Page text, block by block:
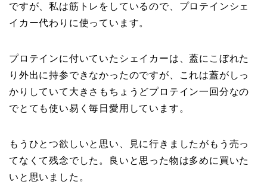
ですが、私は筋トレをしているので、プロテインシェ
イカー代わりに使っています。
プロテインに付いていたシェイカーは、蓋にこぼれた
り外出に持参できなかったのですが、これは蓋がしっ
かりしていて大きさもちょうどプロテイン一回分なの
でとても使い易く毎日愛用しています。
もうひとつ欲しいと思い、見に行きましたがもう売っ
てなくて残念でした。良いと思った物は多めに買いた
いと思いました。